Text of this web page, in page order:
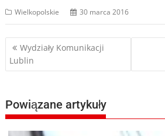
Wielkopolskie 30 marca 2016
Nawigacja
wpisu
Wydziały Komunikacji
Lublin
Powiązane artykuły